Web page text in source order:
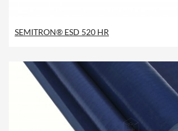
SEMITRON® ESD 520 HR